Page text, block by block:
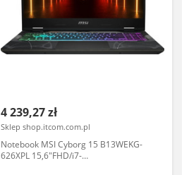
4 239,27 zł
Sklep shop.itcom.com.pl
Notebook MSI Cyborg 15 B13WEKG-
626XPL 15,6"FHD/i7-